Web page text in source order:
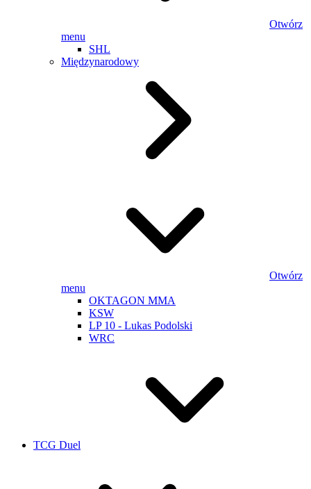
Otwórz
menu
SHL
Międzynarodowy
Otwórz
menu
OKTAGON MMA
KSW
LP 10 - Lukas Podolski
WRC
TCG Duel